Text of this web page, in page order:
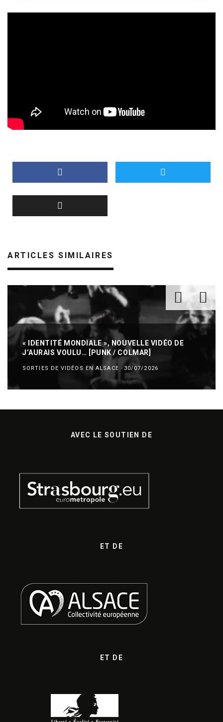
ARTICLES SIMILAIRES
« IDENTITÉ MONDIALE », NOUVELLE VIDÉO DE
J’AURAIS VOULU… [PUNK / COLMAR]
SORTIES DE VIDÉOS EN ALSACE · 30/07/2026
AVEC LE SOUTIEN DE
ET DE
ET DE